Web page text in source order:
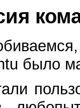
было